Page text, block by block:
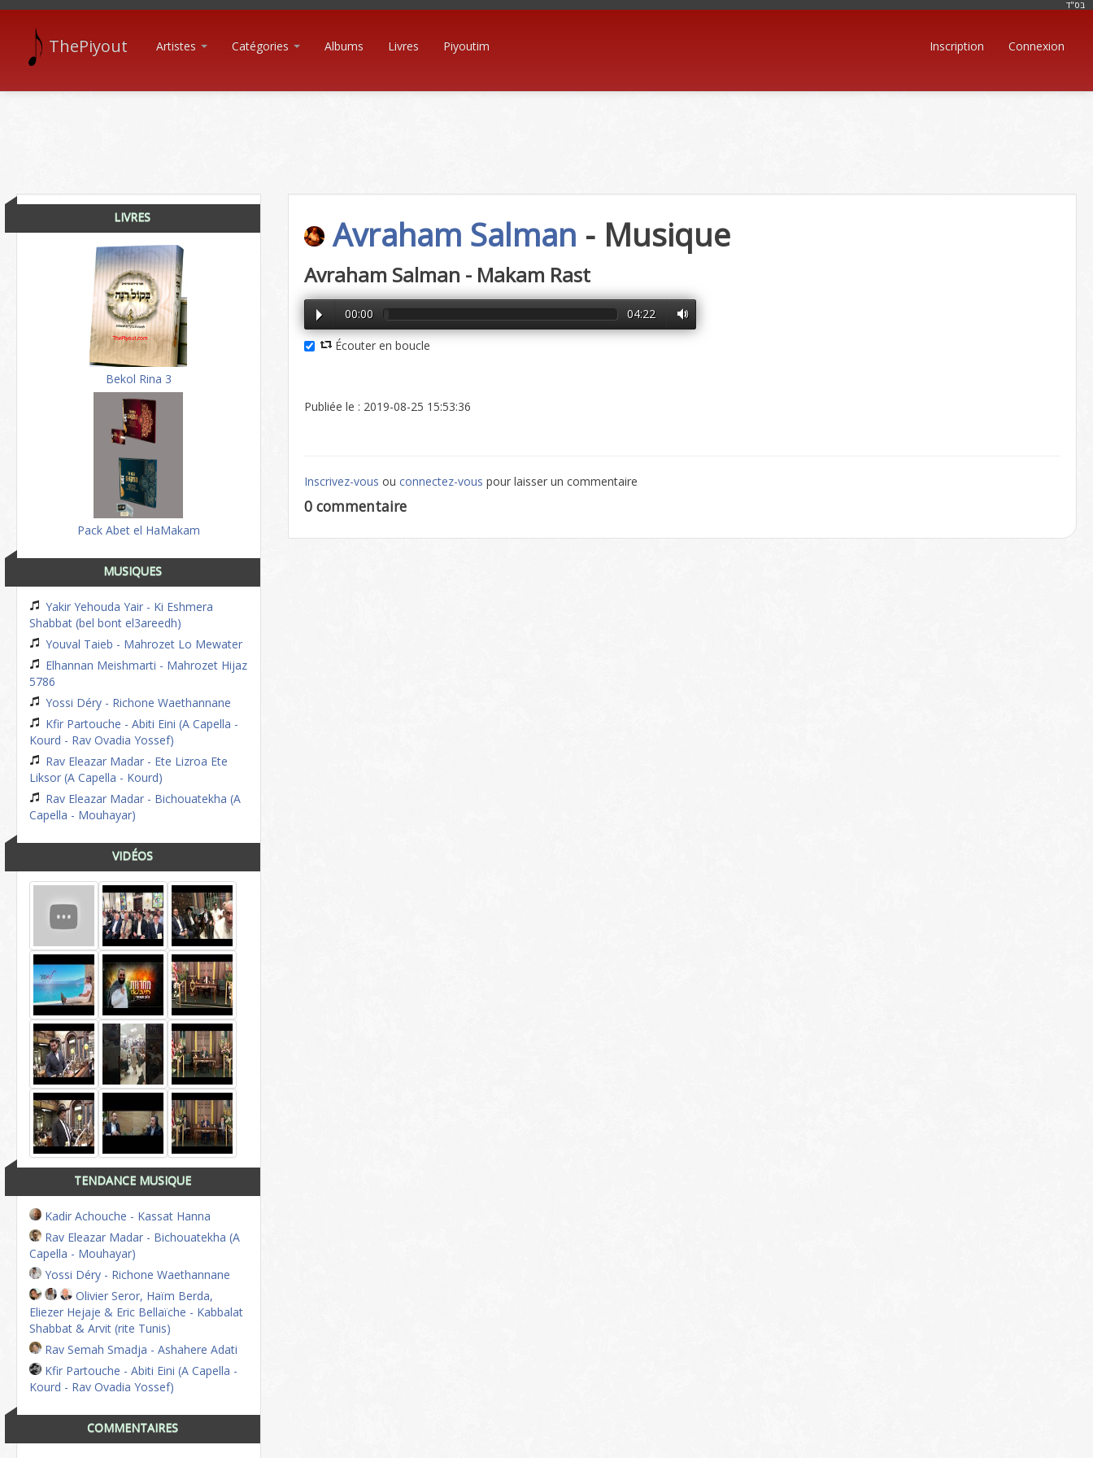
בּס"ד
ThePiyout Artistes Catégories Albums Livres Piyoutim Inscription Connexion
LIVRES
Bekol Rina 3
Pack Abet el HaMakam
MUSIQUES
Yakir Yehouda Yair - Ki Eshmera
Shabbat (bel bont el3areedh)
Youval Taieb - Mahrozet Lo Mewater
Elhannan Meishmarti - Mahrozet Hijaz
5786
Yossi Déry - Richone Waethannane
Kfir Partouche - Abiti Eini (A Capella -
Kourd - Rav Ovadia Yossef)
Rav Eleazar Madar - Ete Lizroa Ete
Liksor (A Capella - Kourd)
Rav Eleazar Madar - Bichouatekha (A
Capella - Mouhayar)
VIDÉOS
TENDANCE MUSIQUE
Kadir Achouche - Kassat Hanna
Rav Eleazar Madar - Bichouatekha (A
Capella - Mouhayar)
Yossi Déry - Richone Waethannane
Olivier Seror, Haïm Berda,
Eliezer Hejaje & Eric Bellaïche - Kabbalat
Shabbat & Arvit (rite Tunis)
Rav Semah Smadja - Ashahere Adati
Kfir Partouche - Abiti Eini (A Capella -
Kourd - Rav Ovadia Yossef)
COMMENTAIRES
Avraham Salman - Musique
Avraham Salman - Makam Rast
00:00 04:22
Écouter en boucle
Publiée le : 2019-08-25 15:53:36
Inscrivez-vous ouconnectez-vous pour laisser un commentaire
0 commentaire